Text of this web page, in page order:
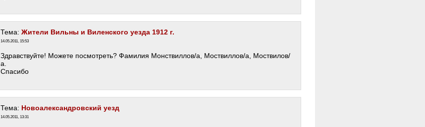
Тема: Жители Вильны и Виленского уезда 1912 г.
14.05.2011, 15:53
Здравствуйте! Можете посмотреть? Фамилия Монствиллов/а, Моствиллов/а, Моствилов/
а.
Спасибо
Тема: Новоалександровский уезд
14.05.2011, 13:31